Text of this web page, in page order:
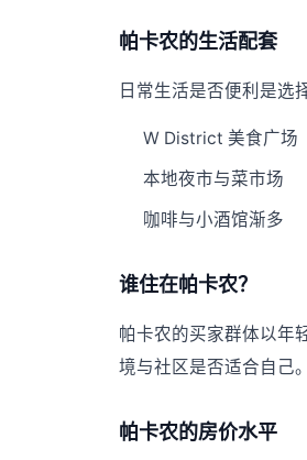
帕卡农的生活配套
日常生活是否便利是选
W District 美食广场
本地夜市与菜市场
咖啡与小酒馆渐多
谁住在帕卡农？
帕卡农的买家群体以年
境与社区是否适合自己。
帕卡农的房价水平